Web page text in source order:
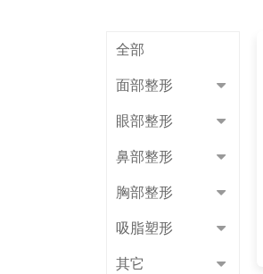
全部
面部整形
眼部整形
鼻部整形
胸部整形
吸脂塑形
其它